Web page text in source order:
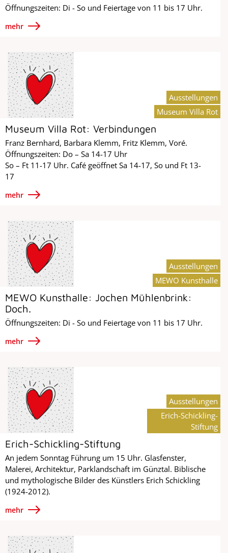
Öffnungszeiten: Di - So und Feiertage von 11 bis 17 Uhr.
mehr
Museum Villa Rot: Verbindungen
Franz Bernhard, Barbara Klemm, Fritz Klemm, Voré.
Öffnungszeiten: Do – Sa 14-17 Uhr
So – Ft 11-17 Uhr. Café geöffnet Sa 14-17, So und Ft 13-
17
mehr
Ausstellungen
Museum Villa Rot
MEWO Kunsthalle: Jochen Mühlenbrink:
Doch.
Öffnungszeiten: Di - So und Feiertage von 11 bis 17 Uhr.
mehr
Ausstellungen
MEWO Kunsthalle
Erich-Schickling-Stiftung
An jedem Sonntag Führung um 15 Uhr. Glasfenster,
Malerei, Architektur, Parklandschaft im Günztal. Biblische
und mythologische Bilder des Künstlers Erich Schickling
(1924-2012).
mehr
Ausstellungen
Erich-Schickling-
Stiftung